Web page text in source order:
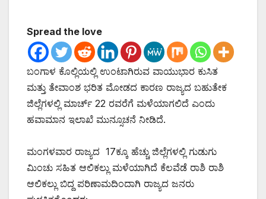
Spread the love
ಬಂಗಾಳ ಕೊಲ್ಲಿಯಲ್ಲಿ ಉಂಟಾಗಿರುವ ವಾಯುಭಾರ ಕುಸಿತ
ಮತ್ತು ತೇವಾಂಶ ಭರಿತ ಮೋಡದ ಕಾರಣ ರಾಜ್ಯದ ಬಹುತೇಕ
ಜಿಲ್ಲೆಗಳಲ್ಲಿ ಮಾರ್ಚ್ 22 ರವರೆಗೆ ಮಳೆಯಾಗಲಿದೆ ಎಂದು
ಹವಾಮಾನ ಇಲಾಖೆ ಮುನ್ಸೂಚನೆ ನೀಡಿದೆ.
ಮಂಗಳವಾರ ರಾಜ್ಯದ 17ಕ್ಕೂ ಹೆಚ್ಚು ಜಿಲ್ಲೆಗಳಲ್ಲಿ ಗುಡುಗು
ಮಿಂಚು ಸಹಿತ ಆಲಿಕಲ್ಲು ಮಳೆಯಾಗಿದೆ ಕೆಲವೆಡೆ ರಾಶಿ ರಾಶಿ
ಆಲಿಕಲ್ಲು ಬಿದ್ದ ಪರಿಣಾಮದಿಂದಾಗಿ ರಾಜ್ಯದ ಜನರು